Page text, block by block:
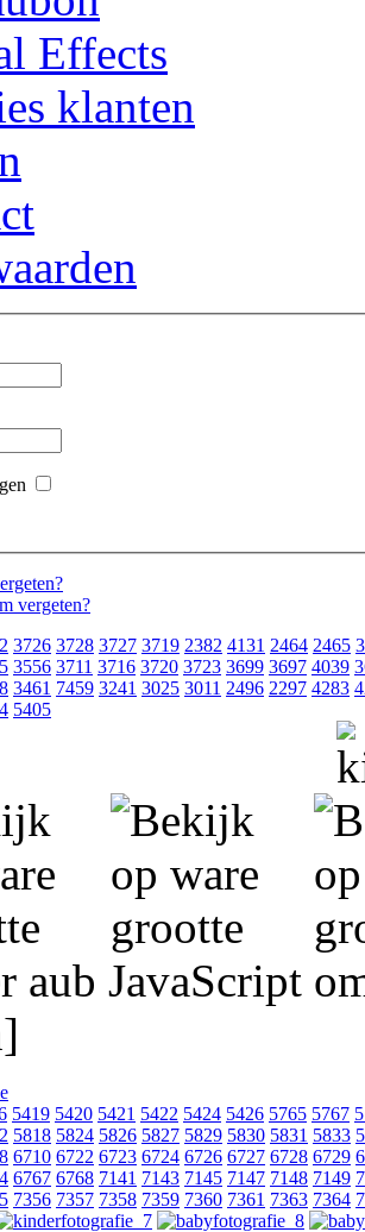
Effects
klanten
vergeten?
3726 3728 3727 3719 2382 4131 2464 2465
3556 3711 3716 3720 3723 3699 3697 4039
3461 7459 3241 3025 3011 2496 2297 4283
5405
aub JavaScript
5419 5420 5421 5422 5424 5426 5765 5767
5818 5824 5826 5827 5829 5830 5831 5833
6710 6722 6723 6724 6726 6727 6728 6729
6767 6768 7141 7143 7145 7147 7148 7149
7356 7357 7358 7359 7360 7361 7363 7364